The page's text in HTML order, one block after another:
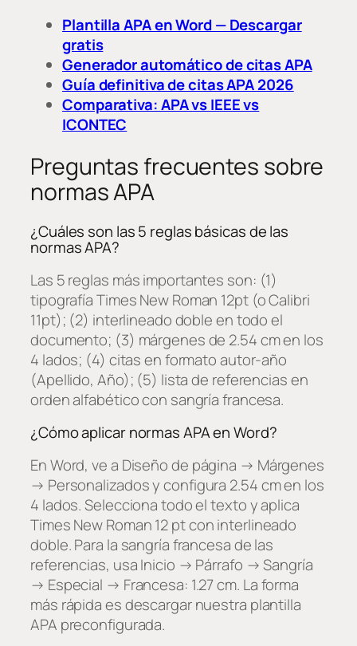
Plantilla APA en Word — Descargar
gratis
Generador automático de citas APA
Guía definitiva de citas APA 2026
Comparativa: APA vs IEEE vs
ICONTEC
Preguntas frecuentes sobre
normas APA
¿Cuáles son las 5 reglas básicas de las
normas APA?
Las 5 reglas más importantes son: (1)
tipografía Times New Roman 12pt (o Calibri
11pt); (2) interlineado doble en todo el
documento; (3) márgenes de 2.54 cm en los
4 lados; (4) citas en formato autor-año
(Apellido, Año); (5) lista de referencias en
orden alfabético con sangría francesa.
¿Cómo aplicar normas APA en Word?
En Word, ve a Diseño de página → Márgenes
→ Personalizadosy configura 2.54 cm en los
4 lados. Selecciona todo el texto y aplica
Times New Roman 12 pt con interlineado
doble. Para la sangría francesa de las
referencias, usaInicio → Párrafo → Sangría
→ Especial → Francesa: 1.27 cm. La forma
más rápida es descargar nuestra plantilla
APA preconfigurada.